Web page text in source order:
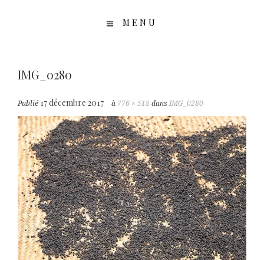
MENU
IMG_0280
Publié 17 décembre 2017 à 776 × 518 dans IMG_0280